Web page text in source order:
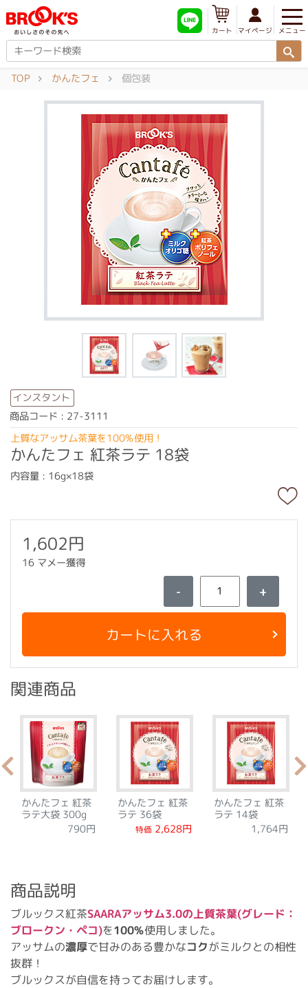
メニュー
マイページ
カート
TOP かんたフェ 個包装
インスタント
商品コード : 27-3111
上質なアッサム茶葉を100%使用！
かんたフェ 紅茶ラテ 18袋
内容量 : 16g×18袋
1,602円
16 マメー獲得
- +
カートに入れる
関連商品
かんたフェ 紅茶
ラテ大袋 300g
790円
かんたフェ 紅茶
ラテ 36袋
特価 2,628円
かんたフェ 紅茶
ラテ 14袋
1,764円
商品説明
ブルックス紅茶SAARAアッサム3.0の上質茶葉(グレード：
ブロークン・ペコ)を100%使用しました。
アッサムの濃厚で甘みのある豊かなコクがミルクとの相性
抜群！
ブルックスが自信を持ってお届けします。